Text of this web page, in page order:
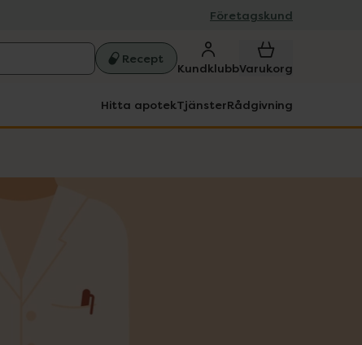
Företagskund
Recept
KundklubbVarukorg
Hitta apotekTjänsterRådgivning